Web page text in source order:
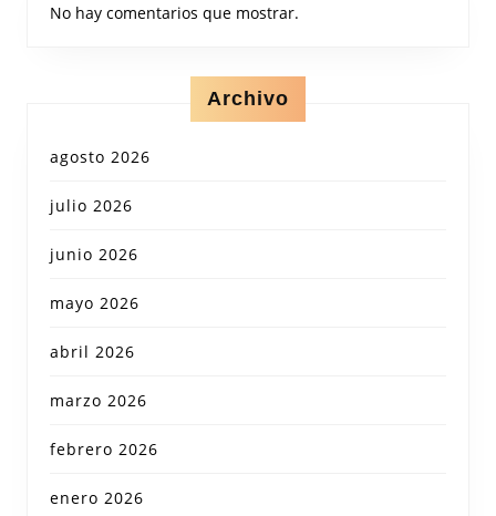
No hay comentarios que mostrar.
Archivo
agosto 2026
julio 2026
junio 2026
mayo 2026
abril 2026
marzo 2026
febrero 2026
enero 2026